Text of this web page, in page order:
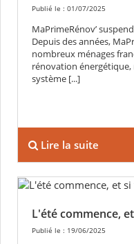
Publié le : 01/07/2025
MaPrimeRénov’
Depuis des années,
nombreux ménages
rénovation
système [...]
Lire la suite
L'été commence,
Publié le : 19/06/2025